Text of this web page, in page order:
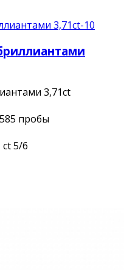
3,71ct
пробы
ct 5/6